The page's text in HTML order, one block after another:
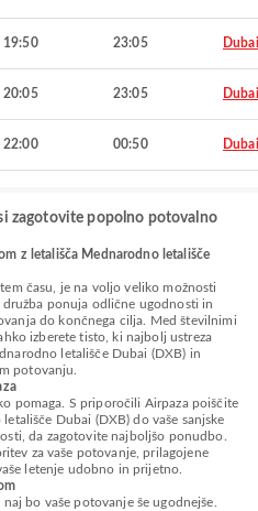
19:50 23:05 Dubai
20:05 23:05 Dubai
22:00 00:50 Dubai
zagotovite popolno potovalno
z letališča Mednarodno letališče
času, je na voljo veliko možnosti
družba ponuja odlične ugodnosti in
do končnega cilja. Med številnimi
izberete tisto, ki najbolj ustreza
letališče Dubai (DXB) in
potovanju.
pomaga. S priporočili Airpaza poiščite
Dubai (DXB) do vaše sanjske
da zagotovite najboljšo ponudbo.
za vaše potovanje, prilagojene
letenje udobno in prijetno.
bo vaše potovanje še ugodnejše.